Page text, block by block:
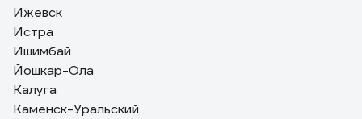
Ижевск
Истра
Ишимбай
Йошкар-Ола
Калуга
Каменск-Уральский